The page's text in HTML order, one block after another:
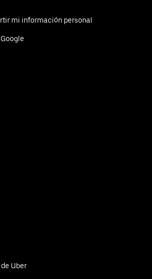
mi información personal
Uber